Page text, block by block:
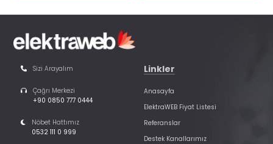
Sizi Arayalım
Çağrı Merkezi
+90 0850 777 0444
Nöbet Hattımız
0532 111 0 999
Linkler
Anasayfa
ElektraWEB Fiyat Listesi
Referanslar
Destek Kanallarımız